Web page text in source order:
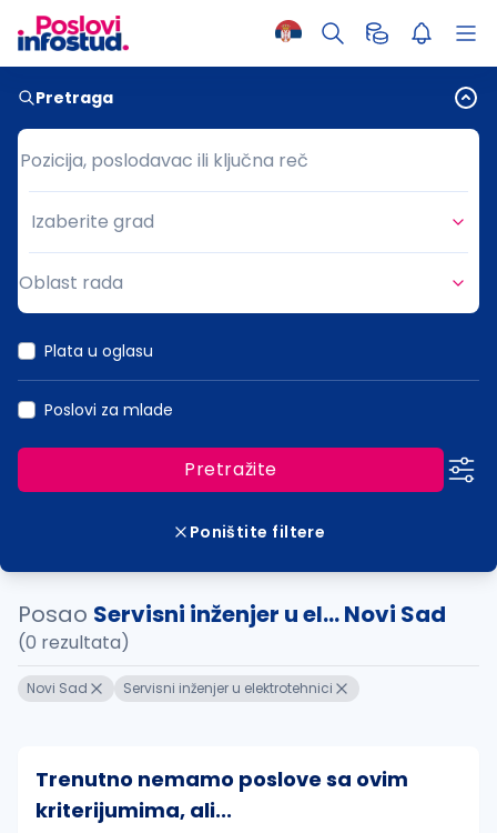
Pretraga
Pozicija, poslodavac ili ključna reč
Pozicija, poslodavac ili ključna reč
Grad
Izaberite grad
Oblast rada
Plata u oglasu
Poslovi za mlade
Pretražite
Poništite filtere
Posao Servisni inženjer u el... Novi Sad
(0 rezultata)
Novi Sad Servisni inženjer u elektrotehnici
Trenutno nemamo poslove sa ovim
kriterijumima, ali...